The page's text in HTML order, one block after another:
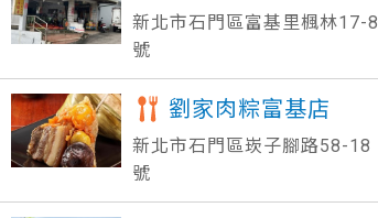
新北市石門區富基里楓林17-8
號
劉家肉粽富基店
新北市石門區崁子腳路58-18
號